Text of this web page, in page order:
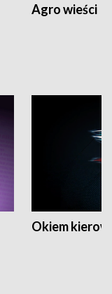
Agro wieści
Okiem